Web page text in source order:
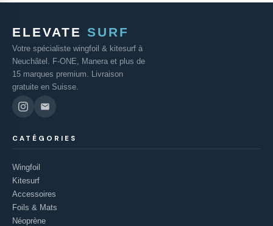
ELEVATE SURF
Votre spécialiste wingfoil & kitesurf à
Neuchâtel. F-ONE, Manera et plus de
15 marques premium. Livraison
gratuite en Suisse.
CATÉGORIES
Wingfoil
Kitesurf
Accessoires
Foils & Mats
Néoprène